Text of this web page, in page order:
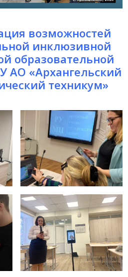
возможностей
инклюзивной
образовательной
АО «Архангельский
техникум»